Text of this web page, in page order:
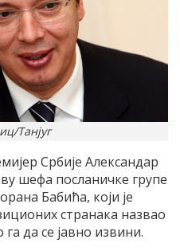
Танјуг
Србије Александар
шефа посланичке групе
Бабића, који је
странака назвао
да се јавно извини.